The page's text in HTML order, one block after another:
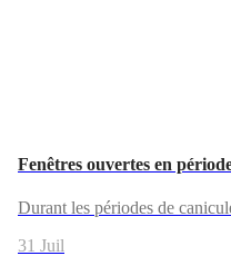
Fenêtres ouvertes en
Durant les périodes de
31 Juil